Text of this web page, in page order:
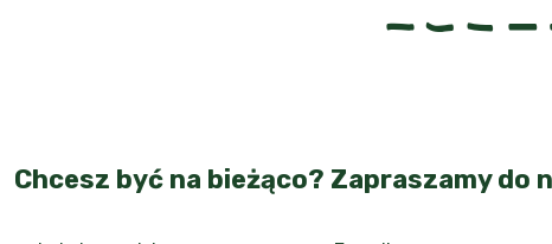
Chcesz być na bieżąco? Zapraszamy do